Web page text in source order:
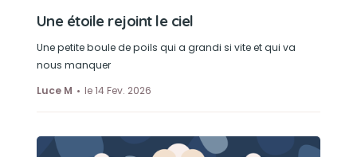
Une étoile rejoint le ciel
Une petite boule de poils qui a grandi si vite et qui va
nous manquer
Luce M
le 14 Fev. 2026